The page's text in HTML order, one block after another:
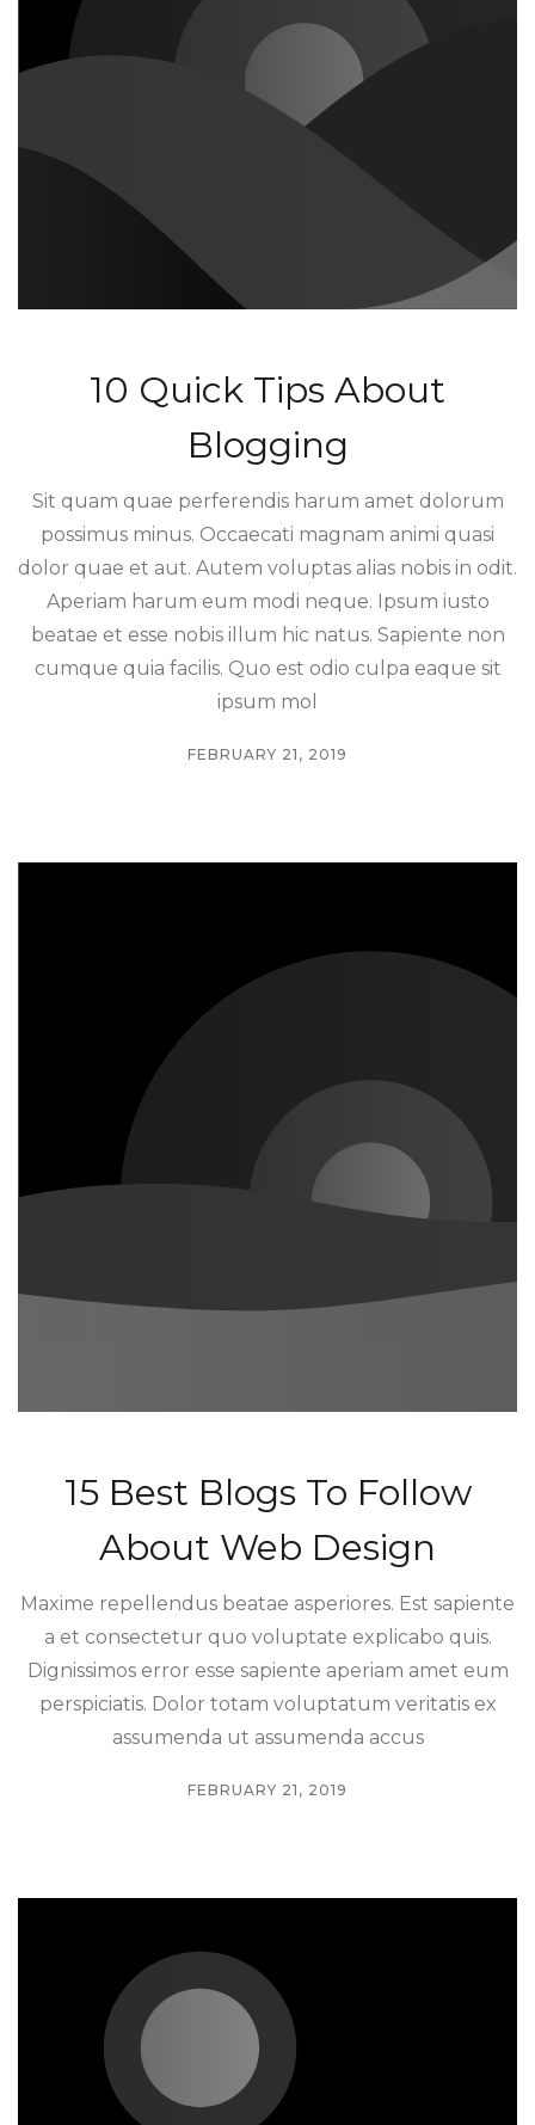
10 Quick Tips About
Blogging
Sit quam quae perferendis harum amet dolorum
possimus minus. Occaecati magnam animi quasi
dolor quae et aut. Autem voluptas alias nobis in odit.
Aperiam harum eum modi neque. Ipsum iusto
beatae et esse nobis illum hic natus. Sapiente non
cumque quia facilis. Quo est odio culpa eaque sit
ipsum mol
FEBRUARY 21, 2019
15 Best Blogs To Follow
About Web Design
Maxime repellendus beatae asperiores. Est sapiente
a et consectetur quo voluptate explicabo quis.
Dignissimos error esse sapiente aperiam amet eum
perspiciatis. Dolor totam voluptatum veritatis ex
assumenda ut assumenda accus
FEBRUARY 21, 2019